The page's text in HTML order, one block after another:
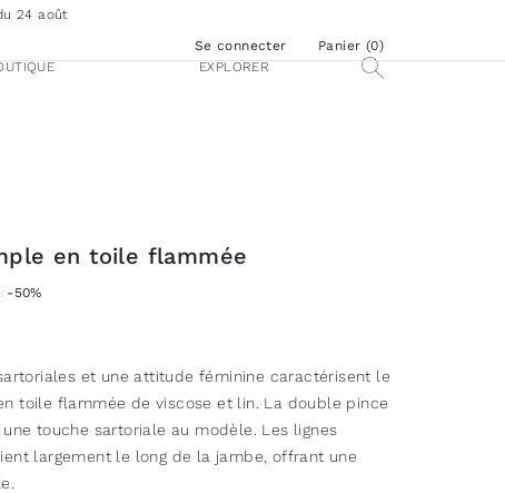
24 août
Se connecter Panier (0)
EXPLORER
en toile flammée
-50%
et une attitude féminine caractérisent le
toile flammée de viscose et lin. La double pince
touche sartoriale au modèle. Les lignes
largement le long de la jambe, offrant une